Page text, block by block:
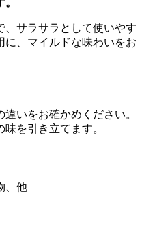
、サラサラとして使いやす
に、マイルドな味わいをお
いをお確かめください。
を引き立てます。
、他